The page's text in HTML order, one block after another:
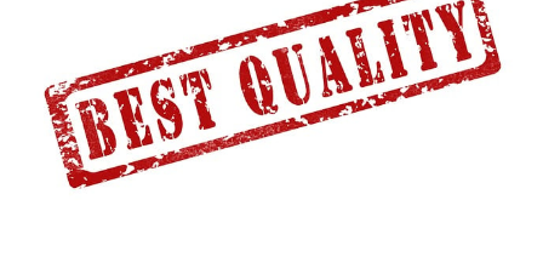
【初心者向け】婚活スタ
ートガイド｜最初にやる
べき5つのステップ
婚活でお悩みの方へ